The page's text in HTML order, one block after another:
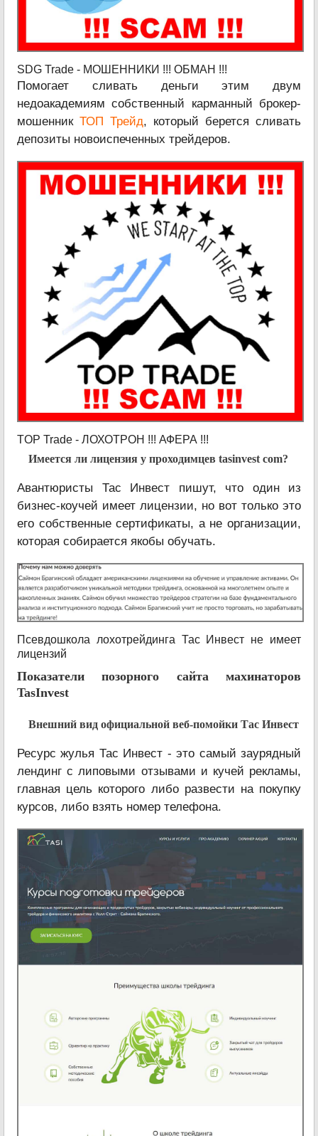
SDG Trade - МОШЕННИКИ !!! ОБМАН !!!
Помогает сливать деньги этим двум
недоакадемиям собственный карманный брокер-
мошенник ТОП Трейд, который берется сливать
депозиты новоиспеченных трейдеров.
TOP Trade - ЛОХОТРОН !!! АФЕРА !!!
Имеется ли лицензия у проходимцев tasinvest com?
Авантюристы Тас Инвест пишут, что один из
бизнес-коучей имеет лицензии, но вот только это
его собственные сертификаты, а не организации,
которая собирается якобы обучать.
Псевдошкола лохотрейдинга Тас Инвест не имеет
лицензий
Показатели позорного сайта махинаторов
TasInvest
Внешний вид официальной веб-помойки Тас Инвест
Ресурс жулья Тас Инвест - это самый заурядный
лендинг с липовыми отзывами и кучей рекламы,
главная цель которого либо развести на покупку
курсов, либо взять номер телефона.